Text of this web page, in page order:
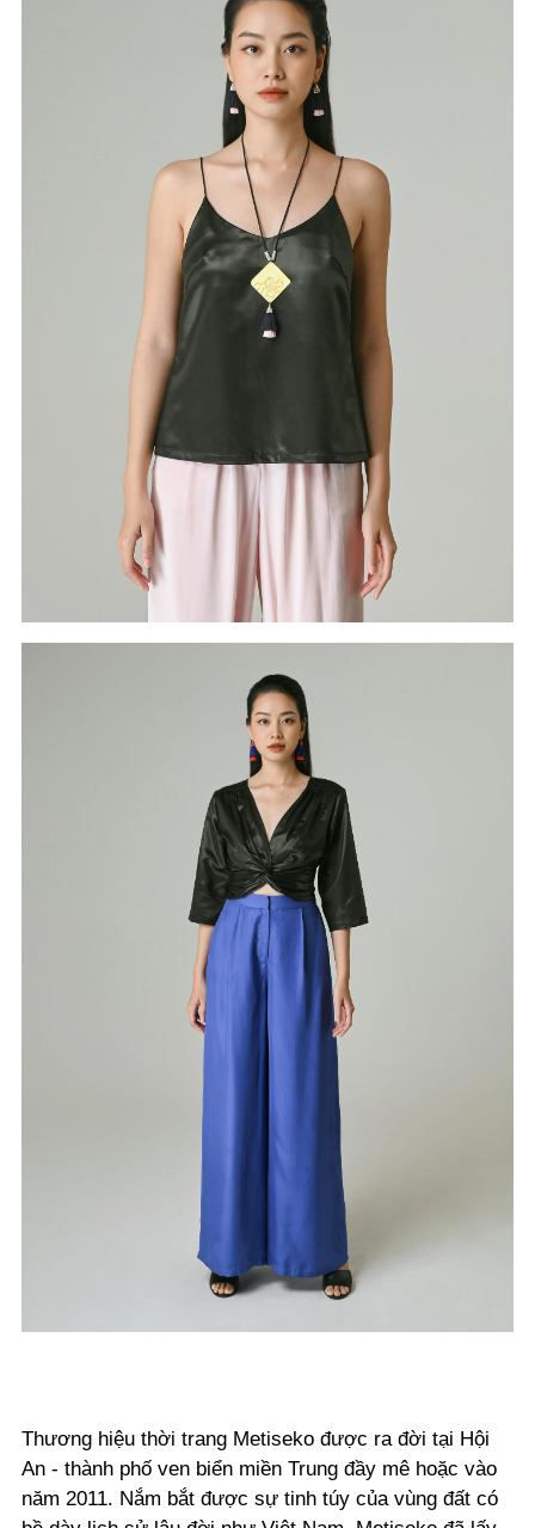
Thương hiệu thời trang Metiseko được ra đời tại Hội
An - thành phố ven biển miền Trung đầy mê hoặc vào
năm 2011. Nắm bắt được sự tinh túy của vùng đất có